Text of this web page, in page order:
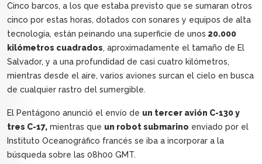
Cinco barcos, a los que estaba previsto que se sumaran otros
cinco por estas horas, dotados con sonares y equipos de alta
tecnología, están peinando una superficie de unos 20.000
kilómetros cuadrados, aproximadamente el tamaño de El
Salvador, y a una profundidad de casi cuatro kilómetros,
mientras desde el aire, varios aviones surcan el cielo en busca
de cualquier rastro del sumergible.
El Pentágono anunció el envío de un tercer avión C-130 y
tres C-17, mientras que un robot submarino enviado por el
Instituto Oceanográfico francés se iba a incorporar a la
búsqueda sobre las 08h00 GMT.